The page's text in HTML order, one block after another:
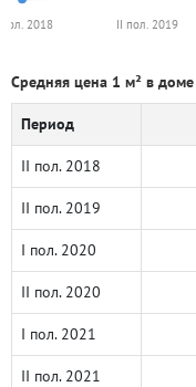
2018 II пол. 2019
Средняя цена 1 м² в
Период
II пол. 2018
II пол. 2019
I пол. 2020
II пол. 2020
I пол. 2021
II пол. 2021